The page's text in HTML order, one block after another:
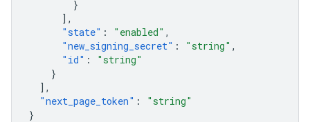
}
],
"state" : "enabled" ,
"new_signing_secret" : "string" ,
"id" :
"string"
}
],
"next_page_token" :
"string"
}